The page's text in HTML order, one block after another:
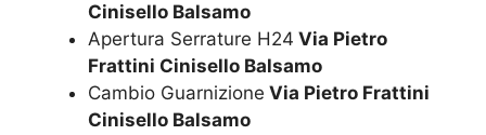
Cinisello Balsamo
Apertura Serrature H24 Via Pietro
Frattini Cinisello Balsamo
Cambio Guarnizione Via Pietro Frattini
Cinisello Balsamo